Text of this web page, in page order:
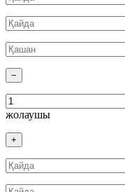
−
жолаушы
+